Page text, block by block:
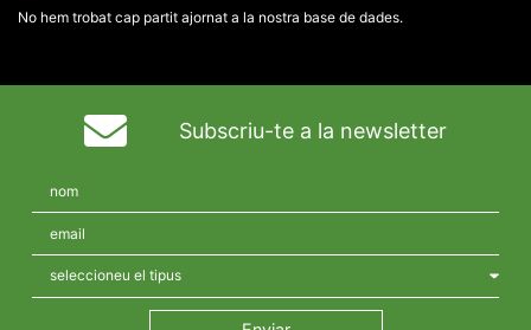
No hem trobat cap partit ajornat a la nostra base de dades.
Subscriu-te a la newsletter